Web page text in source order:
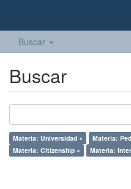
Buscar
Buscar
Materia: Universidad ×
Materia:
Materia: Citizenship ×
Materia: